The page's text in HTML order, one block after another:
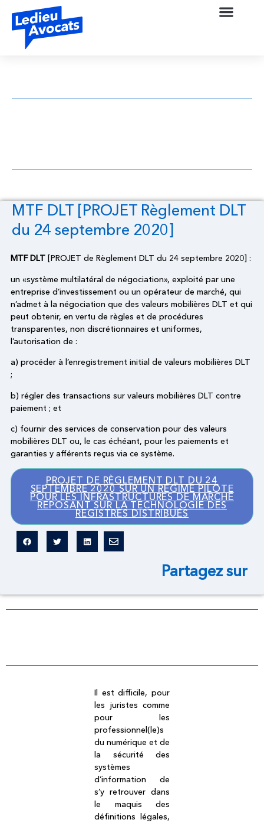
MTF DLT [PROJET Règlement DLT
du 24 septembre 2020]
MTF DLT [PROJET de Règlement DLT du 24 septembre 2020] :
un «système multilatéral de négociation», exploité par une
entreprise d’investissement ou un opérateur de marché, qui
n’admet à la négociation que des valeurs mobilières DLT et qui
peut obtenir, en vertu de règles et de procédures
transparentes, non discrétionnaires et uniformes,
l’autorisation de :
a) procéder à l’enregistrement initial de valeurs mobilières DLT
;
b) régler des transactions sur valeurs mobilières DLT contre
paiement ; et
c) fournir des services de conservation pour des valeurs
mobilières DLT ou, le cas échéant, pour les paiements et
garanties y afférents reçus via ce système.
PROJET DE RÈGLEMENT DLT DU 24
SEPTEMBRE 2020 SUR UN RÉGIME PILOTE
POUR LES INFRASTRUCTURES DE MARCHÉ
REPOSANT SUR LA TECHNOLOGIE DES
REGISTRES DISTRIBUÉS
Partagez sur
Il est difficile, pour
les juristes comme
pour les
professionnel(le)s
du numérique et de
la sécurité des
systèmes
d’information de
s’y retrouver dans
le maquis des
définitions légales,